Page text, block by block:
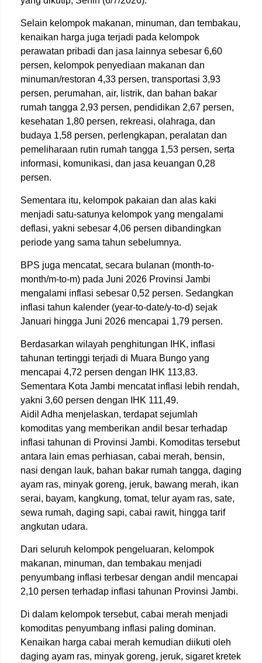
Selain kelompok makanan, minuman, dan tembakau,
kenaikan harga juga terjadi pada kelompok
perawatan pribadi dan jasa lainnya sebesar 6,60
persen, kelompok penyediaan makanan dan
minuman/restoran 4,33 persen, transportasi 3,93
persen, perumahan, air, listrik, dan bahan bakar
rumah tangga 2,93 persen, pendidikan 2,67 persen,
kesehatan 1,80 persen, rekreasi, olahraga, dan
budaya 1,58 persen, perlengkapan, peralatan dan
pemeliharaan rutin rumah tangga 1,53 persen, serta
informasi, komunikasi, dan jasa keuangan 0,28
persen.
Sementara itu, kelompok pakaian dan alas kaki
menjadi satu-satunya kelompok yang mengalami
deflasi, yakni sebesar 4,06 persen dibandingkan
periode yang sama tahun sebelumnya.
BPS juga mencatat, secara bulanan (month-to-
month/m-to-m) pada Juni 2026 Provinsi Jambi
mengalami inflasi sebesar 0,52 persen. Sedangkan
inflasi tahun kalender (year-to-date/y-to-d) sejak
Januari hingga Juni 2026 mencapai 1,79 persen.
Berdasarkan wilayah penghitungan IHK, inflasi
tahunan tertinggi terjadi di Muara Bungo yang
mencapai 4,72 persen dengan IHK 113,83.
Sementara Kota Jambi mencatat inflasi lebih rendah,
yakni 3,60 persen dengan IHK 111,49.
Aidil Adha menjelaskan, terdapat sejumlah
komoditas yang memberikan andil besar terhadap
inflasi tahunan di Provinsi Jambi. Komoditas tersebut
antara lain emas perhiasan, cabai merah, bensin,
nasi dengan lauk, bahan bakar rumah tangga, daging
ayam ras, minyak goreng, jeruk, bawang merah, ikan
serai, bayam, kangkung, tomat, telur ayam ras, sate,
sewa rumah, daging sapi, cabai rawit, hingga tarif
angkutan udara.
Dari seluruh kelompok pengeluaran, kelompok
makanan, minuman, dan tembakau menjadi
penyumbang inflasi terbesar dengan andil mencapai
2,10 persen terhadap inflasi tahunan Provinsi Jambi.
Di dalam kelompok tersebut, cabai merah menjadi
komoditas penyumbang inflasi paling dominan.
Kenaikan harga cabai merah kemudian diikuti oleh
daging ayam ras, minyak goreng, jeruk, sigaret kretek